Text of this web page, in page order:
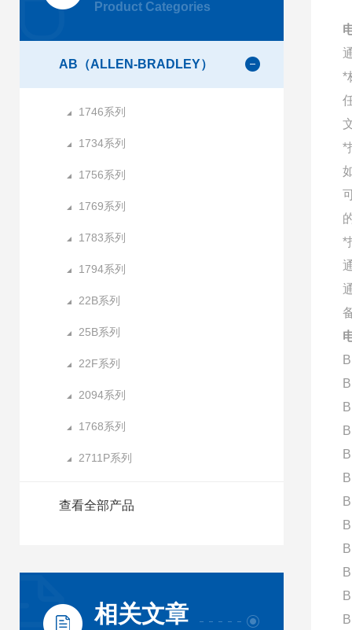
Product Categories
AB（ALLEN-BRADLEY）
1746系列
1734系列
1756系列
1769系列
1783系列
1794系列
22B系列
25B系列
22F系列
2094系列
1768系列
2711P系列
查看全部产品
相关文章
*
*
*